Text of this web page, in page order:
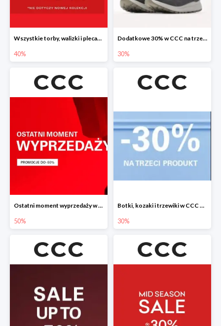
Wszystkie torby, walizki i plecaki w CCC -40%
40%
Dodatkowe 30% w CCC na trzewiki, botki i kozaki
30%
Ostatni moment wyprzedaży w CCC do -50%
50%
Botki, kozaki i trzewiki w CCC do -30%
30%